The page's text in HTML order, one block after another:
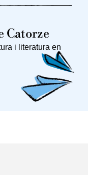
Catorze
i literatura en